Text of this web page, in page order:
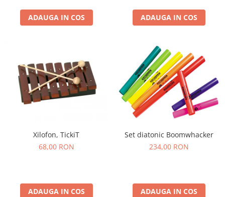
Stiinte
Mărgele de călcat HAMA
Mărgele HAMA MIDI
Mărgele HAMA MINI
Perceperea timpului - TimeTimer
Stimulare senzoriala
Stimulare olfactivă
Stimulare tactila
ADAUGA IN COS ADAUGA IN COS
Xilofon, TickiT
68,00 RON
ADAUGA IN COS
Set diatonic Boomwhacker
234,00 RON
ADAUGA IN COS